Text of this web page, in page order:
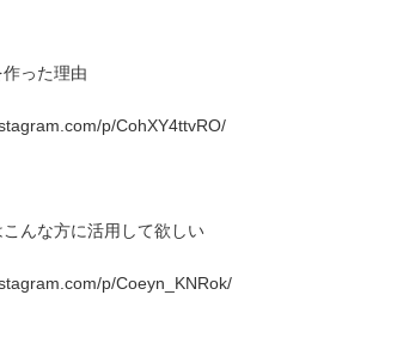
った理由
p/CohXY4ttvRO/
んな方に活用して欲しい
p/Coeyn_KNRok/